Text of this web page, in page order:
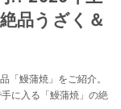
品うざく＆
「鰻蒲焼」をご紹介。
に入る「鰻蒲焼」の絶